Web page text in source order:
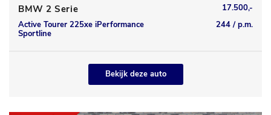
BMW 2 Serie
17.500,-
Active Tourer 225xe iPerformance
Sportline
244 / p.m.
Bekijk deze auto